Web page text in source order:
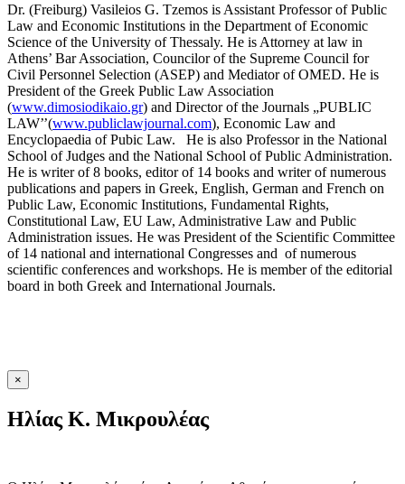
Dr. (Freiburg) Vasileios G. Tzemos is Assistant Professor of Public
Law and Economic Institutions in the Department of Economic
Science of the University of Thessaly. He is Attorney at law in
Athens’ Bar Association, Councilor of the Supreme Council for
Civil Personnel Selection (ASEP) and Mediator of OMED. He is
President of the Greek Public Law Association
(www.dimosiodikaio.gr) and Director of the Journals „PUBLIC
LAW’’(www.publiclawjournal.com), Economic Law and
Encyclopaedia of Pubic Law. He is also Professor in the National
School of Judges and the National School of Public Administration.
He is writer of 8 books, editor of 14 books and writer of numerous
publications and papers in Greek, English, German and French on
Public Law, Economic Institutions, Fundamental Rights,
Constitutional Law, EU Law, Administrative Law and Public
Administration issues. He was President of the Scientific Committee
of 14 national and international Congresses and of numerous
scientific conferences and workshops. He is member of the editorial
board in both Greek and International Journals.
×
Ηλίας K. Μικρουλέας